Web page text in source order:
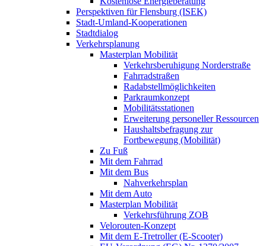
Perspektiven für Flensburg (ISEK)
Stadt-Umland-Kooperationen
Stadtdialog
Verkehrsplanung
Masterplan Mobilität
Verkehrsberuhigung Norderstraße
Fahrradstraßen
Radabstellmöglichkeiten
Parkraumkonzept
Mobilitätsstationen
Erweiterung personeller Ressourcen
Haushaltsbefragung zur
Fortbewegung (Mobilität)
Zu Fuß
Mit dem Fahrrad
Mit dem Bus
Nahverkehrsplan
Mit dem Auto
Masterplan Mobilität
Verkehrsführung ZOB
Velorouten-Konzept
Mit dem E-Tretroller (E-Scooter)